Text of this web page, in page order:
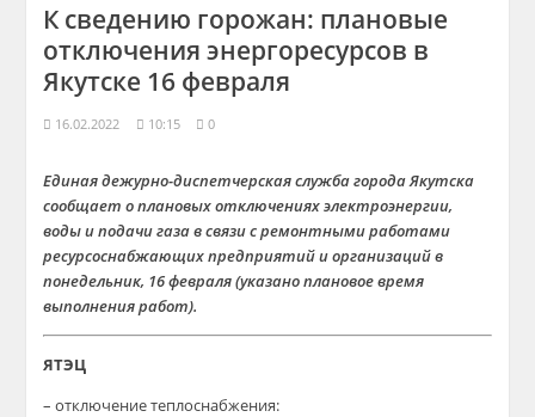
К сведению горожан: плановые
отключения энергоресурсов в
Якутске 16 февраля
16.02.2022 10:15 0
Единая дежурно-диспетчерская служба города Якутска
сообщает о плановых отключениях электроэнергии,
воды и подачи газа в связи с ремонтными работами
ресурсоснабжающих предприятий и организаций в
понедельник, 16 февраля (указано плановое время
выполнения работ).
ЯТЭЦ
– отключение теплоснабжения: